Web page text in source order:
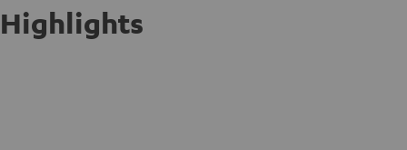
Highlights